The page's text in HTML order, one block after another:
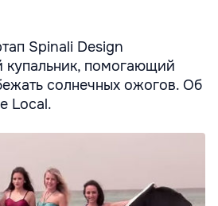
Spinali Design
купальник, помогающий
солнечных ожогов. Об
Local.